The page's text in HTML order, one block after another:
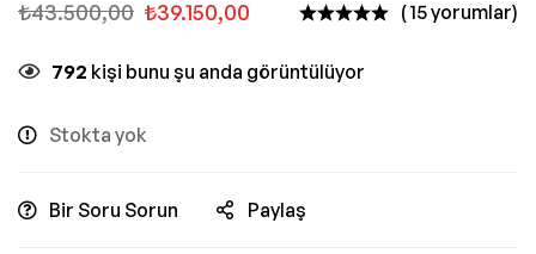
₺43.500,00 ₺39.150,00 ( 15 yorumlar)
792 kişi bunu şu anda görüntülüyor
Stokta yok
Bir Soru Sorun Paylaş